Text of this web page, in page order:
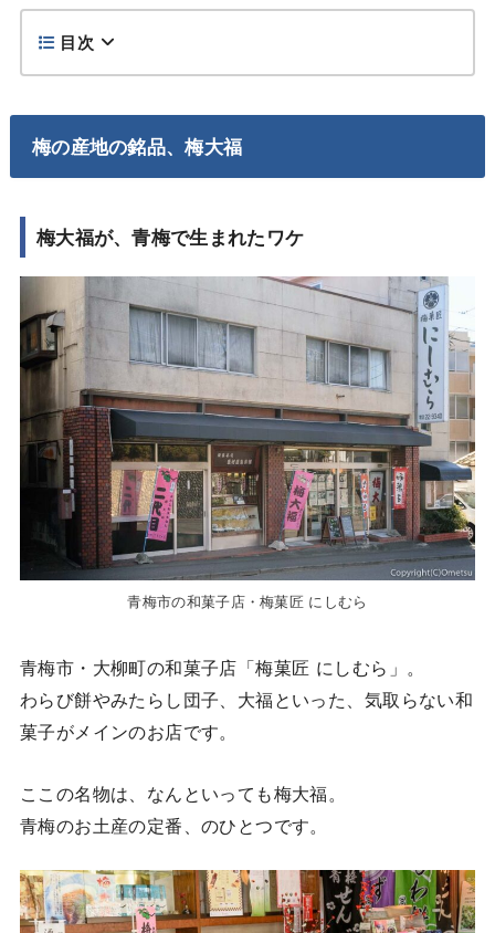
目次
梅の産地の銘品、梅大福
梅大福が、青梅で生まれたワケ
青梅市の和菓子店・梅菓匠 にしむら
青梅市・大柳町の和菓子店「梅菓匠 にしむら」。
わらび餅やみたらし団子、大福といった、気取らない和
菓子がメインのお店です。
ここの名物は、なんといっても梅大福。
青梅のお土産の定番、のひとつです。